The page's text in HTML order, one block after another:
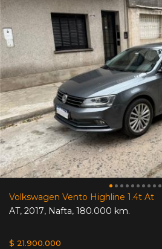
Volkswagen Vento Highline 1.4t At
AT, 2017, Nafta, 180.000 km.
$ 21.900.000